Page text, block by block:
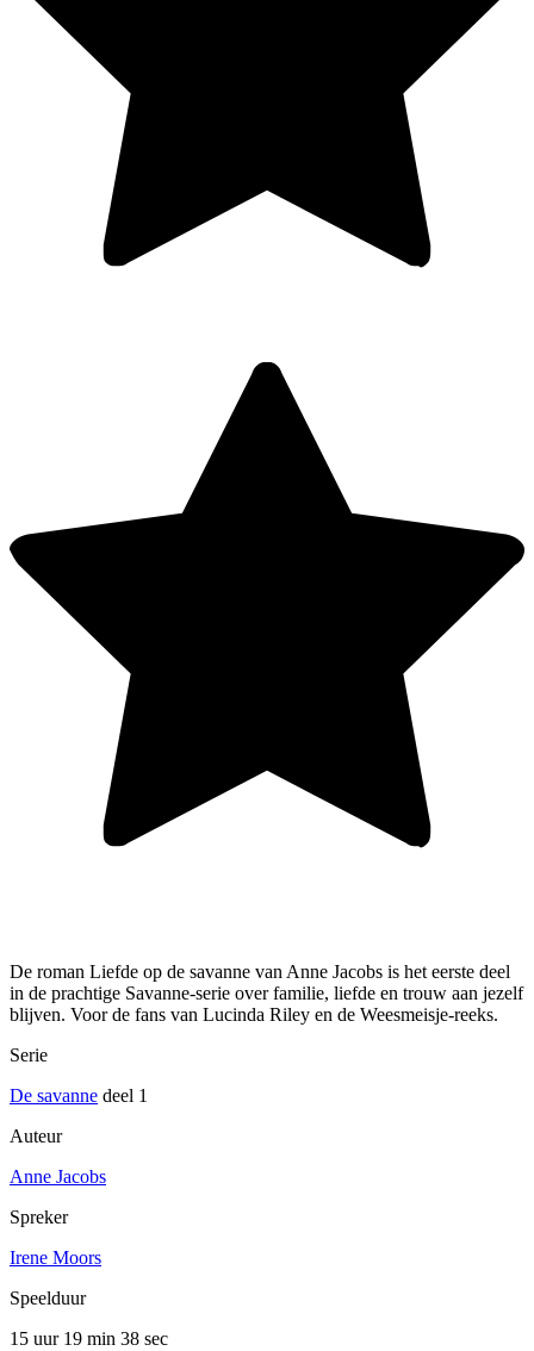
De roman Liefde op de savanne van Anne Jacobs is het eerste deel
in de prachtige Savanne-serie over familie, liefde en trouw aan jezelf
blijven. Voor de fans van Lucinda Riley en de Weesmeisje-reeks.
Serie
De savanne deel 1
Auteur
Anne Jacobs
Spreker
Irene Moors
Speelduur
15 uur 19 min 38 sec